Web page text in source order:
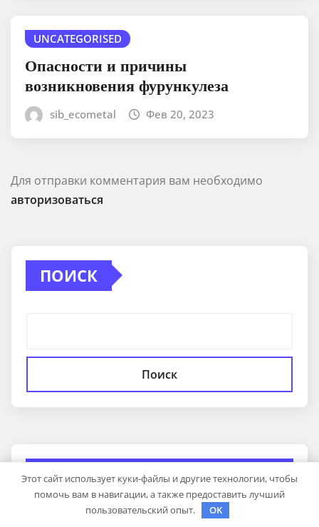
UNCATEGORISED
Опасности и причины
возникновения фурункулеза
sib_ecometal Фев 20, 2023
Для отправки комментария вам необходимо
авторизоваться
ПОИСК
Поиск
ПОСЛЕДНИЕ
Этот сайт использует куки-файлы и другие технологии, чтобы
помочь вам в навигации, а также предоставить лучший
пользовательский опыт.
OK